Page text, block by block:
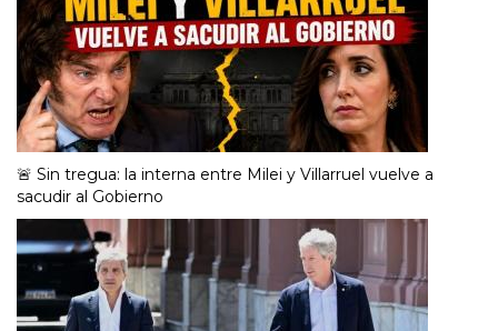
🚨 Sin tregua: la interna entre Milei y Villarruel vuelve a
sacudir al Gobierno